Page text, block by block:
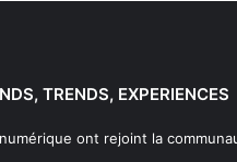
TRENDS, EXPERIENCES
ont rejoint la